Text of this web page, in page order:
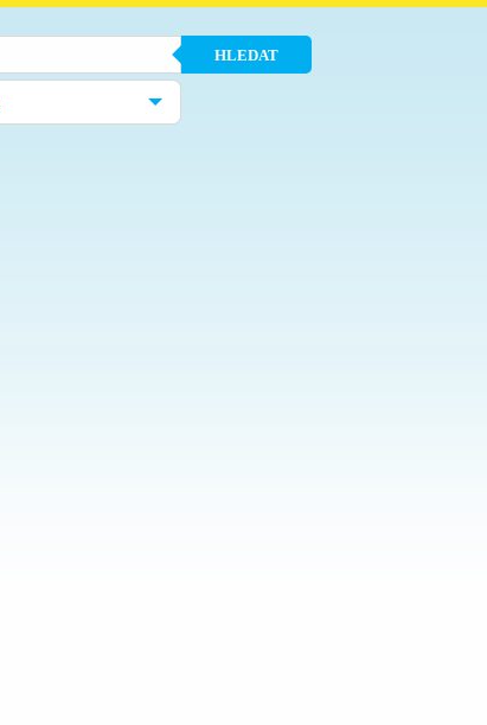
HLEDAT